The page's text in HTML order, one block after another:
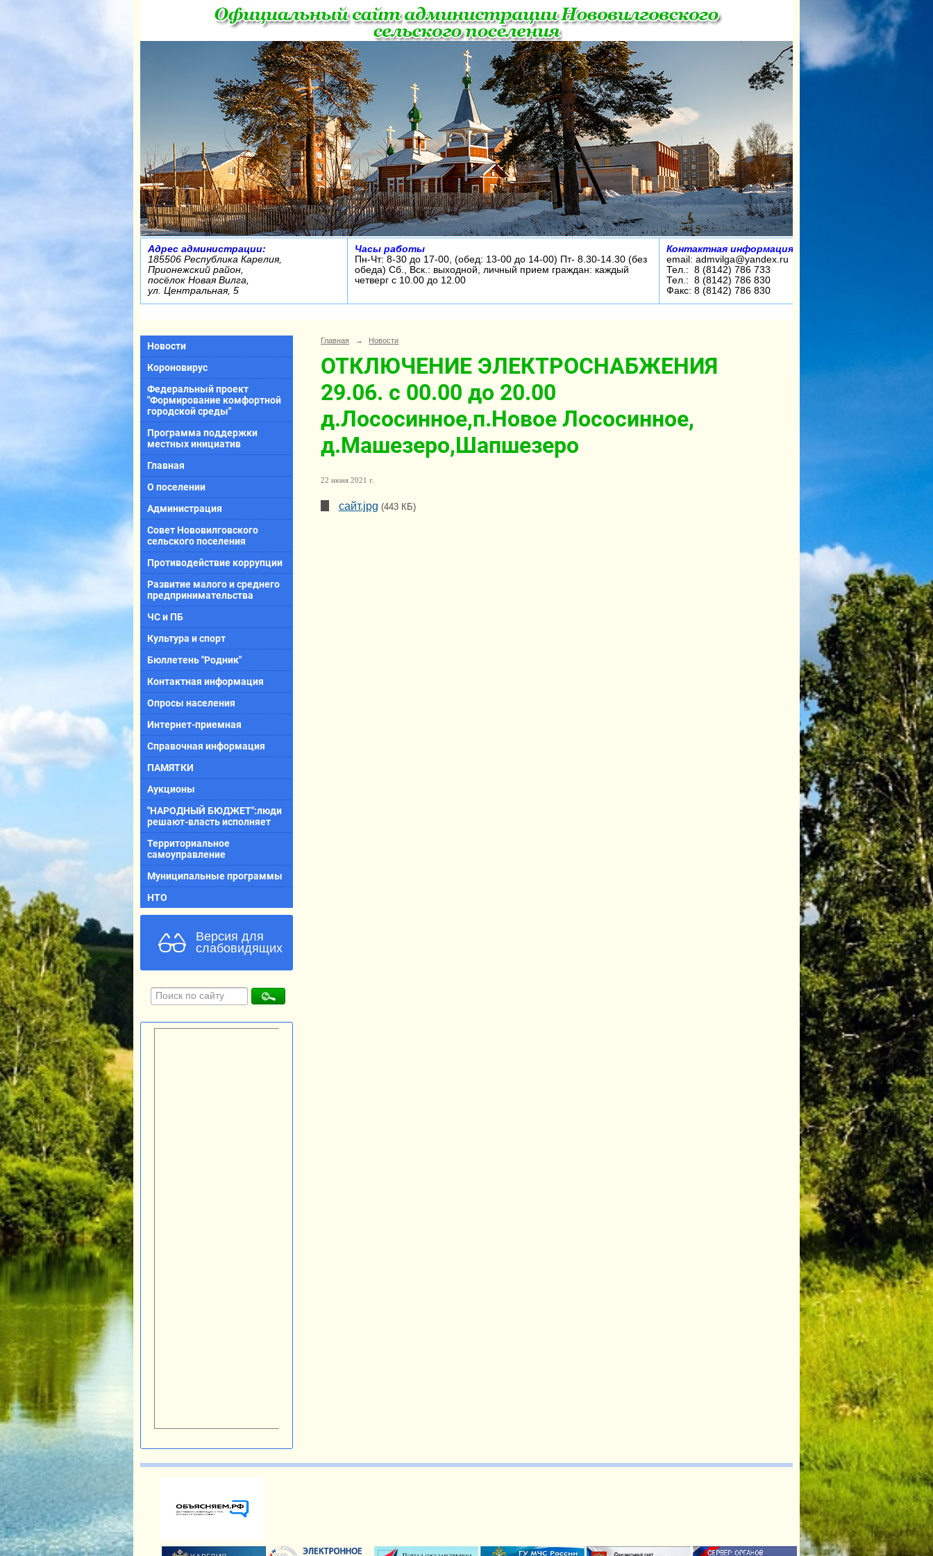
Адрес администрации:
185506 Республика Карелия,
Прионежский район,
посёлок Новая Вилга,
ул. Центральная, 5
Часы работы
Пн-Чт: 8-30 до 17-00, (обед: 13-00 до 14-00) Пт- 8.30-14.30 (без
обеда) Сб., Вск.: выходной, личный прием граждан: каждый
четверг с 10.00 до 12.00
Контактная информация:
email: admvilga@yandex.ru
Тел.: 8 (8142) 786 733
Тел.: 8 (8142) 786 830
Факс: 8 (8142) 786 830
Новости
Короновирус
Федеральный проект
"Формирование комфортной
городской среды"
Программа поддержки
местных инициатив
Главная
О поселении
Администрация
Совет Нововилговского
сельского поселения
Противодействие коррупции
Развитие малого и среднего
предпринимательства
ЧС и ПБ
Культура и спорт
Бюллетень "Родник"
Контактная информация
Опросы населения
Интернет-приемная
Справочная информация
ПАМЯТКИ
Аукционы
"НАРОДНЫЙ БЮДЖЕТ":люди
решают-власть исполняет
Территориальное
самоуправление
Муниципальные программы
НТО
Версия для
слабовидящих
Главная → Новости
ОТКЛЮЧЕНИЕ ЭЛЕКТРОСНАБЖЕНИЯ
29.06. с 00.00 до 20.00
д.Лососинное,п.Новое Лососинное,
д.Машезеро,Шапшезеро
22 июня 2021 г.
сайт.jpg (443 КБ)